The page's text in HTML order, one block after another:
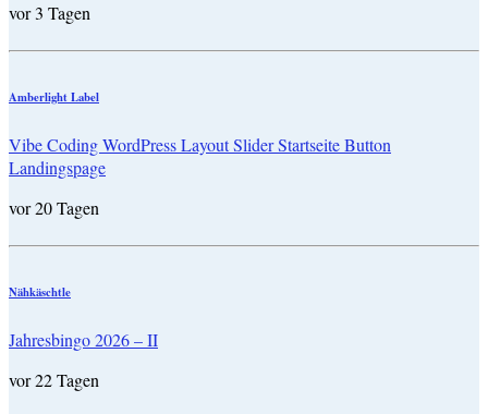
vor 3 Tagen
Amberlight Label
Vibe Coding WordPress Layout Slider Startseite Button
Landingspage
vor 20 Tagen
Nähkäschtle
Jahresbingo 2026 – II
vor 22 Tagen